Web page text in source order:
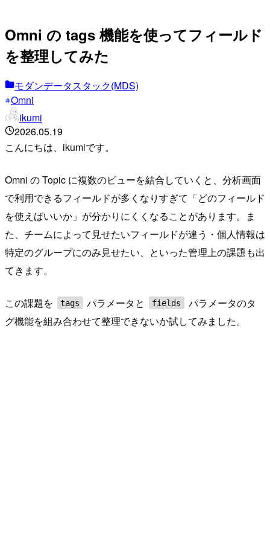
Omni の tags 機能を使ってフィールド
を整理してみた
モダンデータスタック(MDS)
Omni
ikumi
2026.05.19
こんにちは、ikumiです。
Omni の Topic に複数のビューを結合していくと、分析画面
で利用できるフィールドが多くなりすぎて「どのフィールド
を使えばいいか」が分かりにくくなることがあります。ま
た、チームによって見せたいフィールドが違う・個人情報は
特定のグループにのみ見せたい、といった管理上の課題も出
てきます。
この課題を tags パラメータと fields
パラメータのタ
グ機能を組み合わせて整理できないか試してみました。